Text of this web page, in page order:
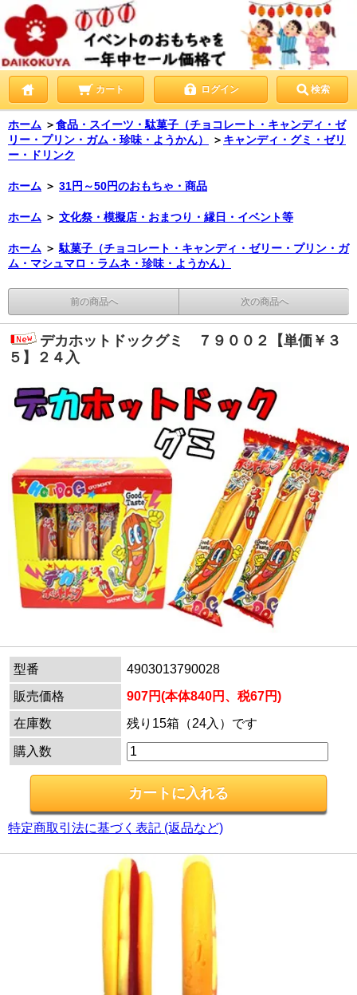
カート ログイン 検索
ホーム ＞食品・スイーツ・駄菓子（チョコレート・キャンディ・ゼ
リー・プリン・ガム・珍味・ようかん）
＞ キャンディ・グミ・ゼリ
ー・ドリンク
ホーム ＞ 31円～50円のおもちゃ・商品
ホーム ＞ 文化祭・模擬店・おまつり・縁日・イベント等
ホーム ＞ 駄菓子（チョコレート・キャンディ・ゼリー・プリン・ガ
ム・マシュマロ・ラムネ・珍味・ようかん）
前の商品へ 次の商品へ
デカホットドックグミ ７９００２【単価￥３
５】２４入
型番
4903013790028
販売価格
907円(本体840円、税67円)
在庫数
残り15箱（24入）です
購入数
特定商取引法に基づく表記 (返品など)